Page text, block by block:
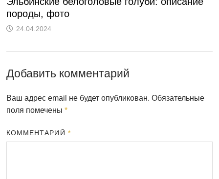
породы, фото
24.04.2024
Добавить комментарий
Ваш адрес email не будет опубликован. Обязательные
поля помечены *
КОММЕНТАРИЙ *